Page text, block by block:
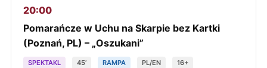
20:00
Pomarańcze w Uchu na Skarpie bez Kartki
(Poznań, PL) – „Oszukani”
SPEKTAKL 45’ RAMPA PL/EN 16+